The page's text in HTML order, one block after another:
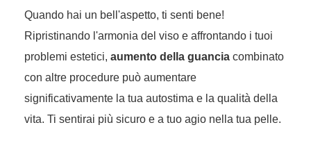
Quando hai un bell'aspetto, ti senti bene!
Ripristinando l'armonia del viso e affrontando i tuoi
problemi estetici, aumento della guancia combinato
con altre procedure può aumentare
significativamente la tua autostima e la qualità della
vita. Ti sentirai più sicuro e a tuo agio nella tua pelle.